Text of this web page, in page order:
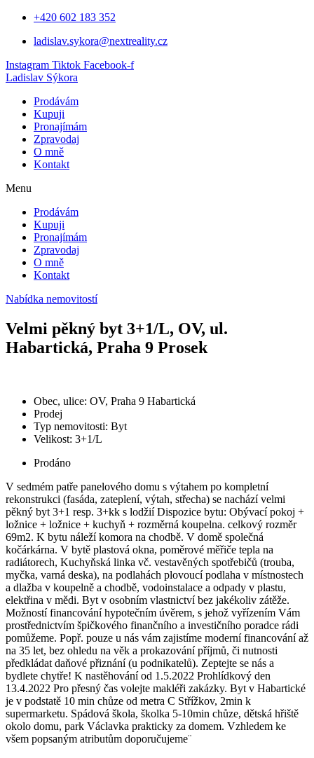
Přejít
obsahu
+420 602 183 352
ladislav.sykora@nextreality.cz
Instagram Tiktok Facebook-f
Ladislav Sýkora
Prodávám
Kupuji
Pronajímám
Zpravodaj
O mně
Kontakt
Menu
Prodávám
Kupuji
Pronajímám
Zpravodaj
O mně
Kontakt
Nabídka nemovitostí
Velmi pěkný byt 3+1/L, OV, ul.
Habartická, Praha 9 Prosek
Obec, ulice: OV, Praha 9 Habartická
Prodej
Typ nemovitosti: Byt
Velikost: 3+1/L
Prodáno
V sedmém patře panelového domu s výtahem po kompletní
rekonstrukci (fasáda, zateplení, výtah, střecha) se nachází velmi
pěkný byt 3+1 resp. 3+kk s lodžií Dispozice bytu: Obývací pokoj +
ložnice + ložnice + kuchyň + rozměrná koupelna. celkový rozměr
69m2. K bytu náleží komora na chodbě. V domě společná
kočárkárna. V bytě plastová okna, poměrové měřiče tepla na
radiátorech, Kuchyňská linka vč. vestavěných spotřebičů (trouba,
myčka, varná deska), na podlahách plovoucí podlaha v místnostech
a dlažba v koupelně a chodbě, vodoinstalace a odpady v plastu,
elektřina v mědi. Byt v osobním vlastnictví bez jakékoliv zátěže.
Možností financování hypotečním úvěrem, s jehož vyřízením Vám
prostřednictvím špičkového finančního a investičního poradce rádi
pomůžeme. Popř. pouze u nás vám zajistíme moderní financování až
na 35 let, bez ohledu na věk a prokazování příjmů, či nutnosti
předkládat daňové přiznání (u podnikatelů). Zeptejte se nás a
bydlete chytře! K nastěhování od 1.5.2022 Prohlídkový den
13.4.2022 Pro přesný čas volejte makléři zakázky. Byt v Habartické
je v podstatě 10 min chůze od metra C Střížkov, 2min k
supermarketu. Spádová škola, školka 5-10min chůze, dětská hřiště
okolo domu, park Václavka prakticky za domem. Vzhledem ke
všem popsaným atributům doporučujeme¨